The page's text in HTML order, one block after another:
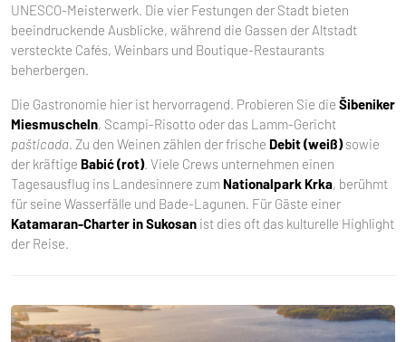
UNESCO-Meisterwerk. Die vier Festungen der Stadt bieten
beeindruckende Ausblicke, während die Gassen der Altstadt
versteckte Cafés, Weinbars und Boutique-Restaurants
beherbergen.
Die Gastronomie hier ist hervorragend. Probieren Sie die Šibeniker
Miesmuscheln, Scampi-Risotto oder das Lamm-Gericht
pašticada. Zu den Weinen zählen der frische Debit (weiß)sowie
der kräftige Babić (rot). Viele Crews unternehmen einen
Tagesausflug ins Landesinnere zum Nationalpark Krka, berühmt
für seine Wasserfälle und Bade-Lagunen. Für Gäste einer
Katamaran-Charter in Sukosan ist dies oft das kulturelle Highlight
der Reise.